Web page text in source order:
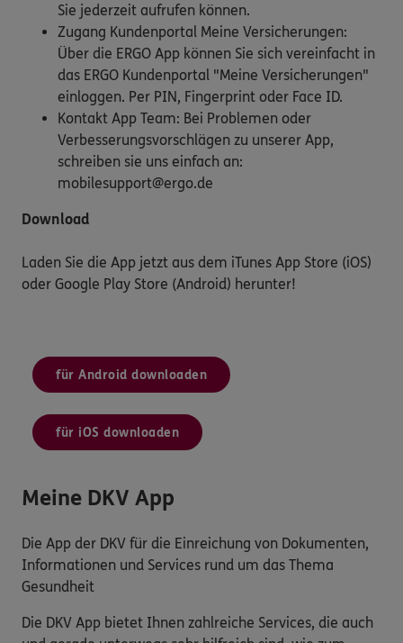
Sie jederzeit aufrufen können.
Zugang Kundenportal Meine Versicherungen:
Über die ERGO App können Sie sich vereinfacht in
das ERGO Kundenportal "Meine Versicherungen"
einloggen. Per PIN, Fingerprint oder Face ID.
Kontakt App Team: Bei Problemen oder
Verbesserungsvorschlägen zu unserer App,
schreiben sie uns einfach an:
mobilesupport@ergo.de
Download
Laden Sie die App jetzt aus dem iTunes App Store (iOS)
oder Google Play Store (Android) herunter!
für Android downloaden
für iOS downloaden
Meine DKV App
Die App der DKV für die Einreichung von Dokumenten,
Informationen und Services rund um das Thema
Gesundheit
Die DKV App bietet Ihnen zahlreiche Services, die auch